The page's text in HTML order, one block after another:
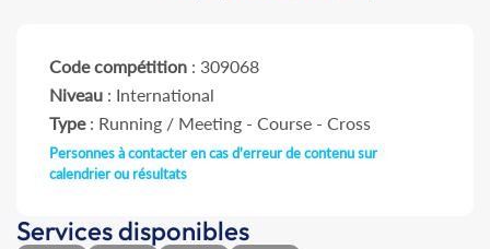
Code compétition : 309068
Niveau : International
Type: Running / Meeting - Course - Cross
Personnes à contacter en cas d'erreur de contenu sur
calendrier ou résultats
Services disponibles